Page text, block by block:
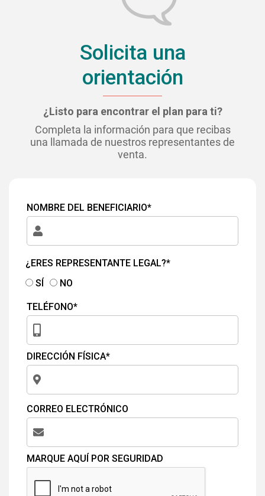
Solicita una
orientación
¿Listo para encontrar el plan para ti?
Completa la información para que recibas
una llamada de nuestros representantes de
venta.
NOMBRE DEL BENEFICIARIO*
¿ERES REPRESENTANTE LEGAL?*
SÍ
NO
TELÉFONO*
DIRECCIÓN FÍSICA*
CORREO ELECTRÓNICO
MARQUE AQUÍ POR SEGURIDAD